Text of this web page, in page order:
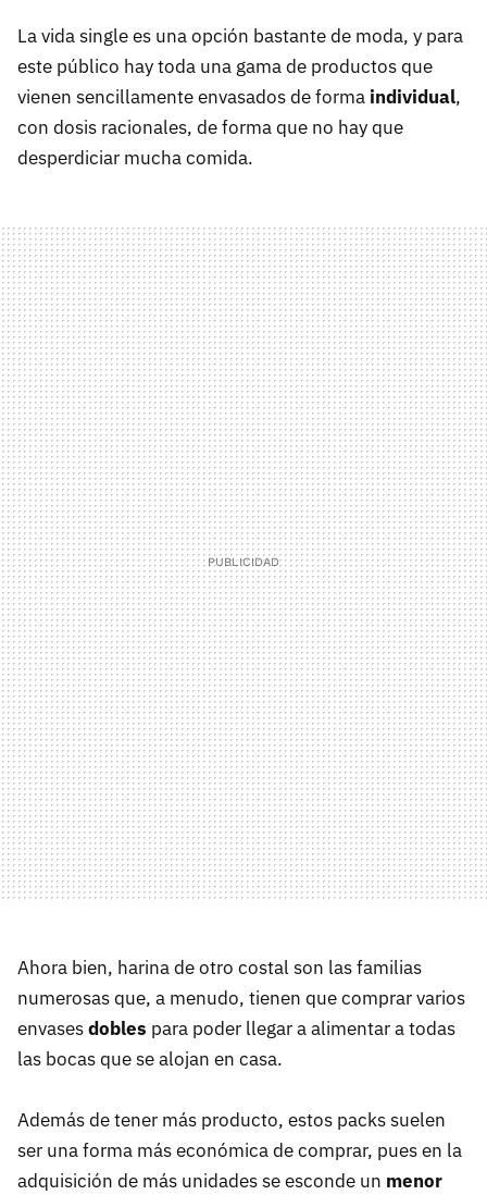
La vida single es una opción bastante de moda, y para
este público hay toda una gama de productos que
vienen sencillamente envasados de forma individual,
con dosis racionales, de forma que no hay que
desperdiciar mucha comida.
Ahora bien, harina de otro costal son las familias
numerosas que, a menudo, tienen que comprar varios
envasesdobles para poder llegar a alimentar a todas
las bocas que se alojan en casa.
Además de tener más producto, estos packs suelen
ser una forma más económica de comprar, pues en la
adquisición de más unidades se esconde un menor